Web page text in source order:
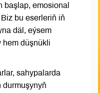
emosional
bu eserleriň iň
däl, eýsem
hem düşnükli
sahypalarda